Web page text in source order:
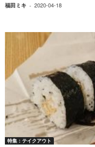
福田ミキ - 2020-04-18
特集：テイクアウト